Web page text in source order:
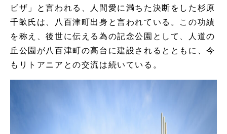
ビザ」と言われる、人間愛に満ちた決断をした杉原
千畝氏は、八百津町出身と言われている。この功績
を称え、後世に伝える為の記念公園として、人道の
丘公園が八百津町の高台に建設されるとともに、今
もリトアニアとの交流は続いている。